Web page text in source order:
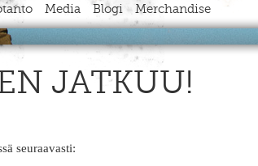
Media Blogi Merchandise
JATKUU!
seuraavasti: